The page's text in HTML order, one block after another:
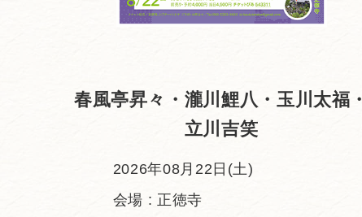
春風亭昇々・瀧川鯉八・玉川太福・
立川吉笑
2026年08月22日(土)
会場 : 正徳寺